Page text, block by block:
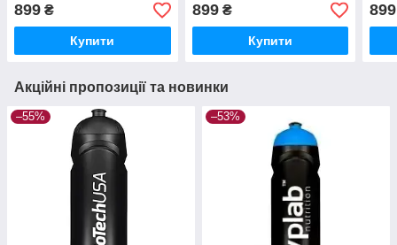
899 ₴
Купити
899₴
Купити
899
Акційні пропозиції та новинки
–55% –53%